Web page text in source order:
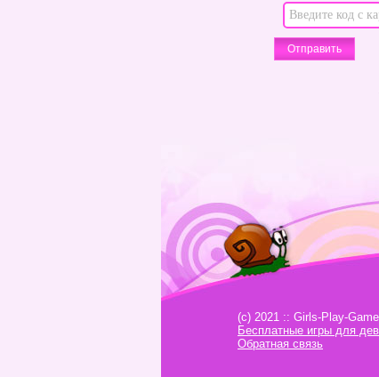
(c) 2021 :: Girls-Play-
Бесплатные игры для
Обратная связь